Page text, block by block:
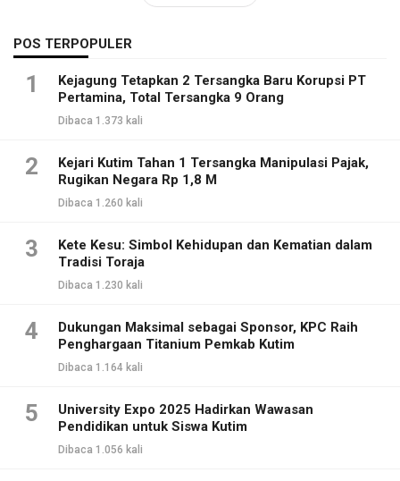
POS TERPOPULER
1
Kejagung Tetapkan 2 Tersangka Baru Korupsi PT
Pertamina, Total Tersangka 9 Orang
Dibaca 1.373 kali
2
Kejari Kutim Tahan 1 Tersangka Manipulasi Pajak,
Rugikan Negara Rp 1,8 M
Dibaca 1.260 kali
3
Kete Kesu: Simbol Kehidupan dan Kematian dalam
Tradisi Toraja
Dibaca 1.230 kali
4
Dukungan Maksimal sebagai Sponsor, KPC Raih
Penghargaan Titanium Pemkab Kutim
Dibaca 1.164 kali
5
University Expo 2025 Hadirkan Wawasan
Pendidikan untuk Siswa Kutim
Dibaca 1.056 kali